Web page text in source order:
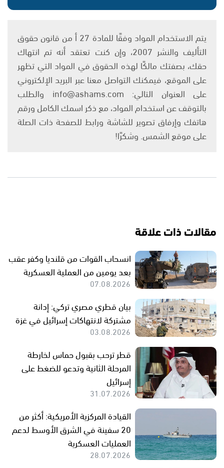
يتم الاستخدام المواد وفقًا للمادة 27 أ من قانون حقوق
التأليف والنشر 2007، وإن كنت تعتقد أنه تم انتهاك
حقك، بصفتك مالكًا لهذه الحقوق في المواد التي تظهر
على الموقع، فيمكنك التواصل معنا عبر البريد الإلكتروني
على العنوان التالي: info@ashams.com والطلب
بالتوقف عن استخدام المواد، مع ذكر اسمك الكامل ورقم
هاتفك وإرفاق تصوير للشاشة ورابط للصفحة ذات الصلة
على موقع الشمس. وشكرًا!
مقالات ذات علاقة
انسحاب القوات من قلنديا وكفر عقب
بعد يومين من العملية العسكرية
07.08.2026
بيان قطري مصري تركي: إدانة
مشتركة لانتهاكات إسرائيل في غزة
03.08.2026
قطر ترحب بقبول حماس لخارطة
المرحلة الثانية وتدعو للضغط على
إسرائيل
31.07.2026
القيادة المركزية الأمريكية: أكثر من
20 سفينة في الشرق الأوسط لدعم
العمليات العسكرية
28.07.2026